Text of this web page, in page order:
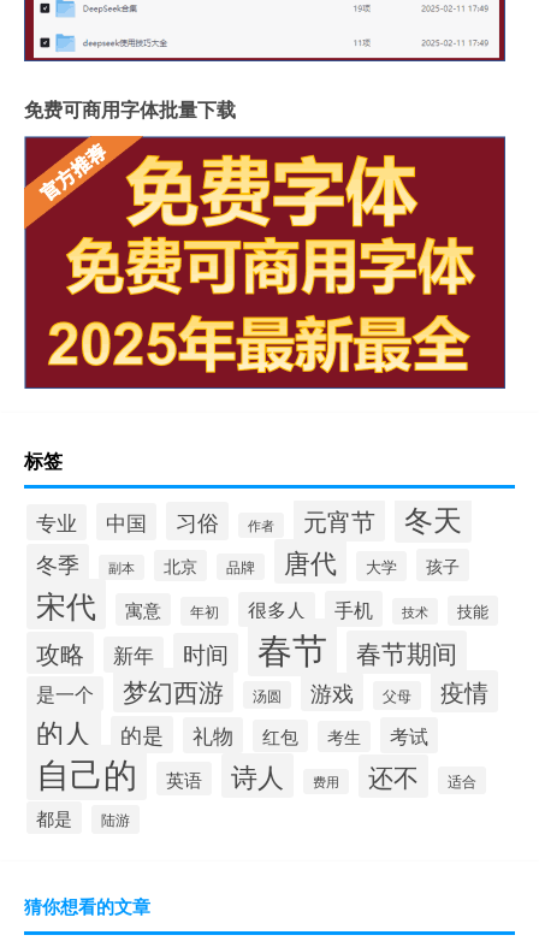
免费可商用字体批量下载
标签
专业 中国 习俗 作者 元宵节 冬天
冬季 副本 北京 品牌 唐代 大学 孩子
宋代 寓意 年初 很多人 手机 技术 技能
攻略 新年 时间 春节 春节期间
是一个 梦幻西游 汤圆 游戏 父母 疫情
的人 的是 礼物 红包 考生 考试
自己的 英语 诗人 费用 还不 适合
都是 陆游
猜你想看的文章